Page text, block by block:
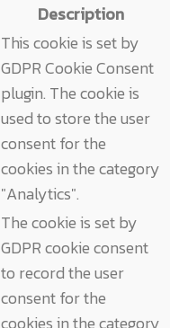
Description
This cookie is set by
GDPR Cookie Consent
plugin. The cookie is
used to store the user
consent for the
cookies in the category
"Analytics".
The cookie is set by
GDPR cookie consent
to record the user
consent for the
cookies in the category